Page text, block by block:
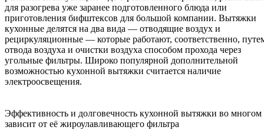
для разогрева уже заранее подготовленного блюда или
приготовления бифштексов для большой компании. Вытяжки
кухонные делятся на два вида — отводящие воздух и
рециркуляционные — которые работают, соответственно,
отвода воздуха и очистки воздуха способом прохода через
угольные фильтры. Широко популярной дополнительной
возможностью кухонной вытяжки считается наличие
электроосвещения.
Эффективность и долговечность кухонной вытяжки во многом
зависит от её жироулавливающего фильтра